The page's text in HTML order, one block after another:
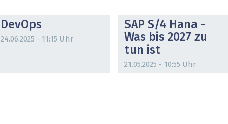
DevOps
24.06.2025 - 11:15 Uhr
SAP S/4 Hana -
Was bis 2027 zu
tun ist
21.05.2025 - 10:55 Uhr